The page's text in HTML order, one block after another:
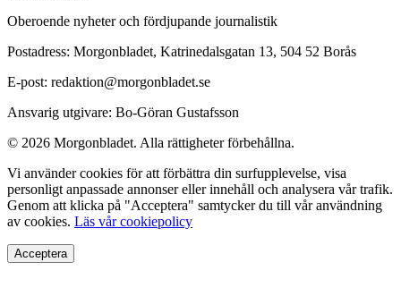
Oberoende nyheter och fördjupande journalistik
Postadress: Morgonbladet, Katrinedalsgatan 13, 504 52 Borås
E-post: redaktion@morgonbladet.se
Ansvarig utgivare: Bo-Göran Gustafsson
© 2026 Morgonbladet. Alla rättigheter förbehållna.
Vi använder cookies för att förbättra din surfupplevelse, visa
personligt anpassade annonser eller innehåll och analysera vår trafik.
Genom att klicka på "Acceptera" samtycker du till vår användning
av cookies. Läs vår cookiepolicy
Acceptera